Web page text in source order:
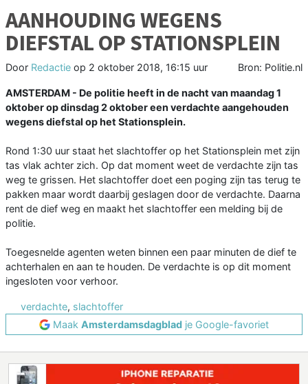
AANHOUDING WEGENS
DIEFSTAL OP STATIONSPLEIN
Door Redactie op 2 oktober 2018, 16:15 uur Bron: Politie.nl
AMSTERDAM - De politie heeft in de nacht van maandag 1
oktober op dinsdag 2 oktober een verdachte aangehouden
wegens diefstal op het Stationsplein.
Rond 1:30 uur staat het slachtoffer op het Stationsplein met zijn
tas vlak achter zich. Op dat moment weet de verdachte zijn tas
weg te grissen. Het slachtoffer doet een poging zijn tas terug te
pakken maar wordt daarbij geslagen door de verdachte. Daarna
rent de dief weg en maakt het slachtoffer een melding bij de
politie.
Toegesnelde agenten weten binnen een paar minuten de dief te
achterhalen en aan te houden. De verdachte is op dit moment
ingesloten voor verhoor.
verdachte, slachtoffer
Maak Amsterdamsdagblad je Google-favoriet